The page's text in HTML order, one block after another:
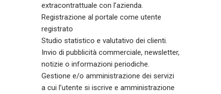
extracontrattuale con l’azienda.
Registrazione al portale come utente
registrato
Studio statistico e valutativo dei clienti.
Invio di pubblicità commerciale, newsletter,
notizie o informazioni periodiche.
Gestione e/o amministrazione dei servizi
a cui l’utente si iscrive e amministrazione